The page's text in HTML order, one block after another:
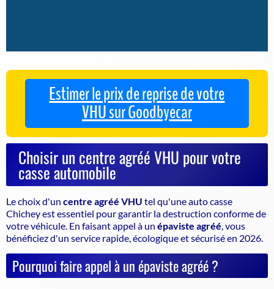
Estimer le prix de reprise de votre
VHU sur Goodbyecar
Choisir un centre agréé VHU pour votre
casse automobile
Le choix d'un centre agréé VHU tel qu'une auto casse
Chichey est essentiel pour garantir ladestruction conforme de
votre véhicule . En faisant appel à un épaviste agréé , vous
bénéficiez d'un service rapide, écologique et sécurisé en 2026.
Pourquoi faire appel à un épaviste agréé ?